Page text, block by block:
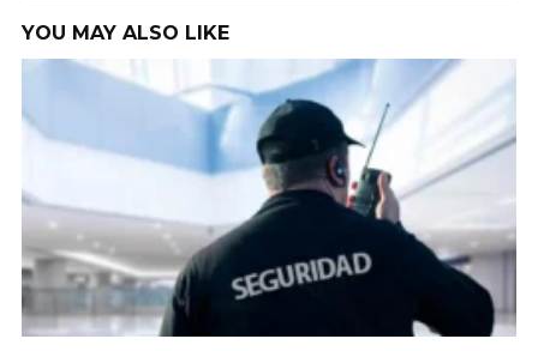
YOU MAY ALSO LIKE